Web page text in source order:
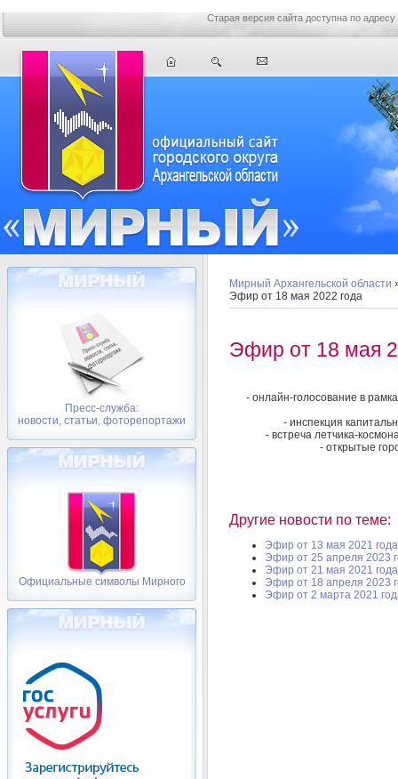
Старая версия сайта доступна по адресу
Пресс-служба:
новости, статьи, фоторепортажи
Официальные символы Мирного
Мирный Архангельской области
Эфир от 18 мая 2022 года
Эфир от 18 мая
- онлайн-голосование в
- инспекция
- встреча летчика-
- открытые
Другие новости по теме:
Эфир от 13 мая 2021 года
Эфир от 25 апреля 2023
Эфир от 21 мая 2021 года
Эфир от 18 апреля 2023
Эфир от 2 марта 2021